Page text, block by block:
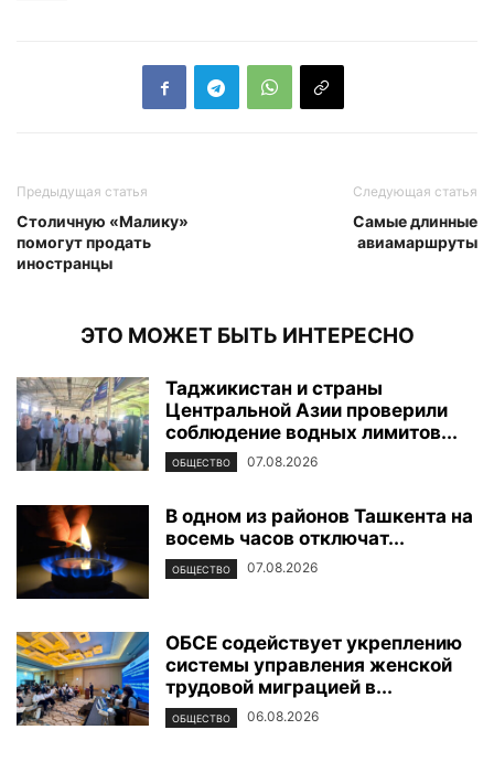
Предыдущая статья
Столичную «Малику»
помогут продать
иностранцы
Следующая статья
Самые длинные
авиамаршруты
ЭТО МОЖЕТ БЫТЬ ИНТЕРЕСНО
Таджикистан и страны
Центральной Азии проверили
соблюдение водных лимитов...
ОБЩЕСТВО 07.08.2026
В одном из районов Ташкента на
восемь часов отключат...
ОБЩЕСТВО 07.08.2026
ОБСЕ содействует укреплению
системы управления женской
трудовой миграцией в...
ОБЩЕСТВО 06.08.2026